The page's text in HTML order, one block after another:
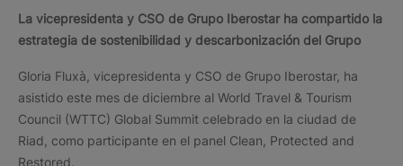
La vicepresidenta y CSO de Grupo Iberostar ha compartido la
estrategia de sostenibilidad y descarbonización del Grupo
Gloria Fluxà, vicepresidenta y CSO de Grupo Iberostar, ha
asistido este mes de diciembre al World Travel & Tourism
Council (WTTC) Global Summit celebrado en la ciudad de
Riad, como participante en el panel Clean, Protected and
Restored.